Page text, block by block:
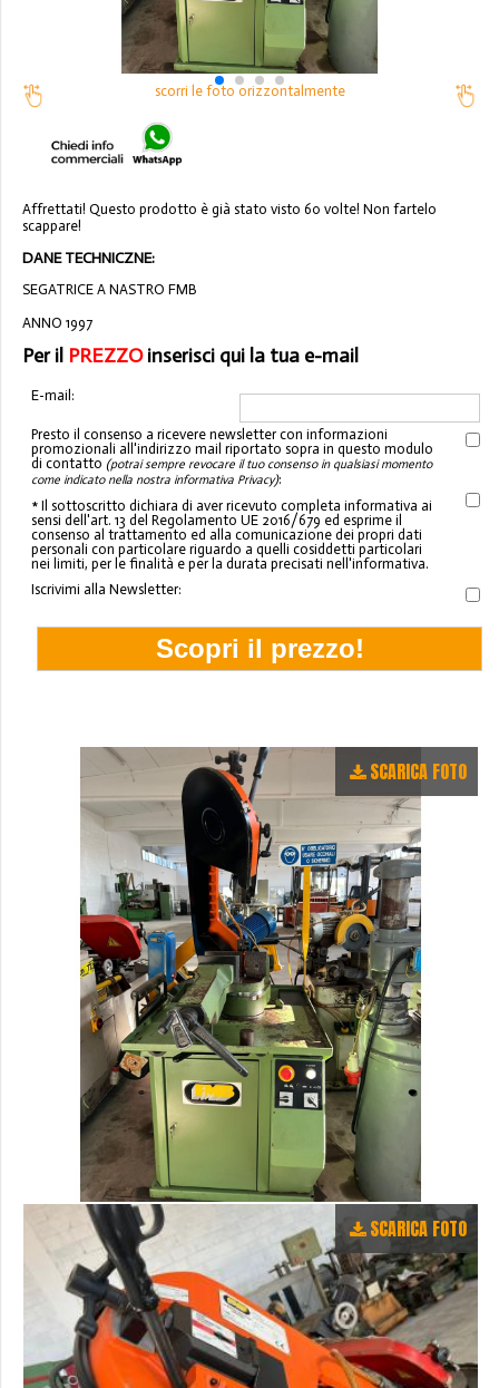
scorri le foto orizzontalmente
Affrettati! Questo prodotto è già stato visto 60 volte! Non fartelo
scappare!
DANE TECHNICZNE:
SEGATRICE A NASTRO FMB
ANNO 1997
Per il PREZZOinserisci qui la tua e-mail
E-mail:
Presto il consenso a ricevere newsletter con informazioni
promozionali all'indirizzo mail riportato sopra in questo modulo
di contatto (potrai sempre revocare il tuo consenso in qualsiasi momento
come indicato nella nostra informativa Privacy):
* Il sottoscritto dichiara di aver ricevuto completa informativa ai
sensi dell'art. 13 del Regolamento UE 2016/679 ed esprime il
consenso al trattamento ed alla comunicazione dei propri dati
personali con particolare riguardo a quelli cosiddetti particolari
nei limiti, per le finalità e per la durata precisati nell'informativa.
Iscrivimi alla Newsletter:
SCARICA FOTO
SCARICA FOTO